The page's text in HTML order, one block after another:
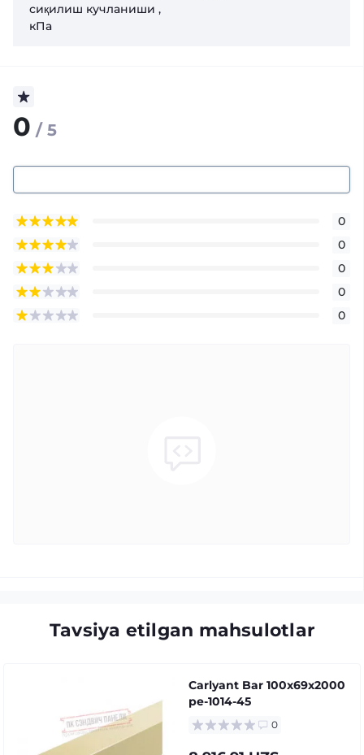
сиқилиш кучланиши ,
кПа
0 / 5
0
0
0
0
0
Tavsiya etilgan mahsulotlar
Carlyant Bar 100x69x2000
pe-1014-45
0